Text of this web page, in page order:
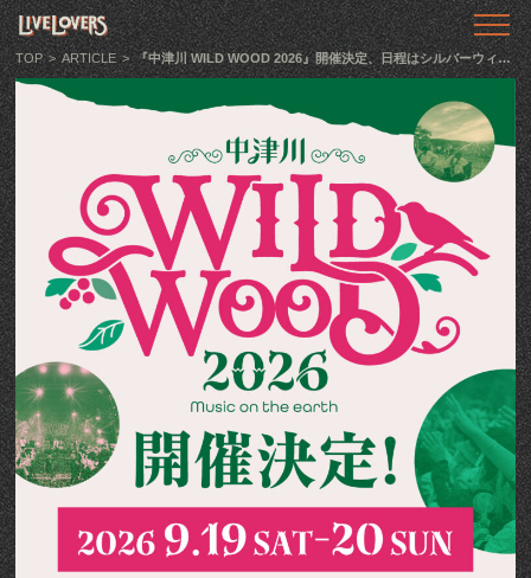
TOP
トップ
ABOUT
LIVE LOVERSとは
SHOWS
ライブ情報
LLTV
動画番組
PODCAST
音声番組
ARTICLE
記事
TOP > ARTICLE > 『中津川 WILD WOOD 2026』開催決定、日程はシルバーウィークの冒頭2日間・9月19日〜20日